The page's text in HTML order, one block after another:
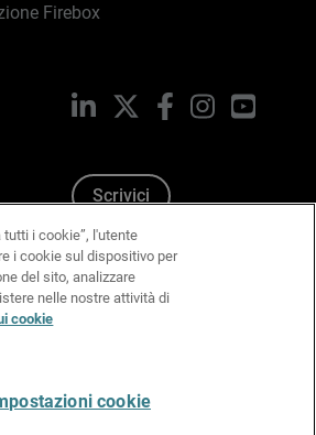
Firebox
LinkedIn FacebookInstagram
Scrivici
i cookie”, l'utente
i cookie sul dispositivo per
del sito, analizzare
nelle nostre attività di
cookie
cookie